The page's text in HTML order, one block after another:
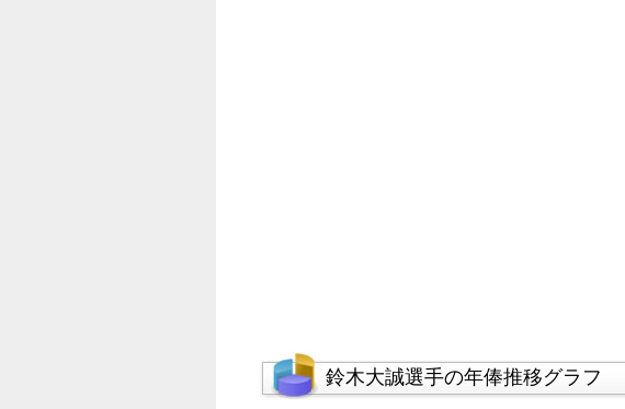
鈴木大誠選手の年俸推移グラフ